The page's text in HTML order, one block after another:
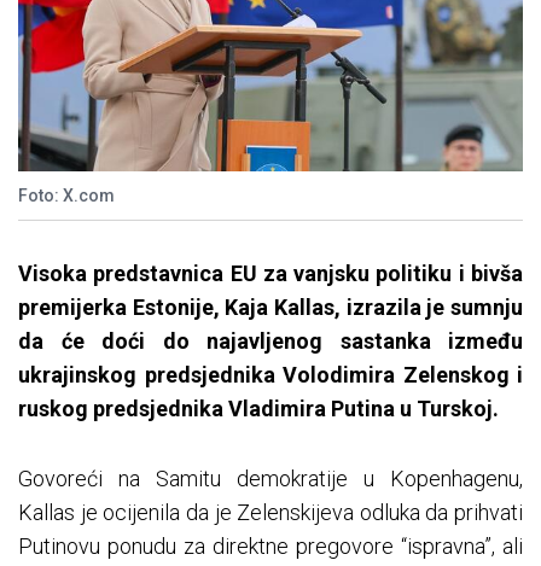
Foto: X.com
Visoka predstavnica EU za vanjsku politiku i bivša
premijerka Estonije, Kaja Kallas, izrazila je sumnju
da će doći do najavljenog sastanka između
ukrajinskog predsjednika Volodimira Zelenskog i
ruskog predsjednika Vladimira Putina u Turskoj.
Govoreći na Samitu demokratije u Kopenhagenu,
Kallas je ocijenila da je Zelenskijeva odluka da prihvati
Putinovu ponudu za direktne pregovore “ispravna”, ali